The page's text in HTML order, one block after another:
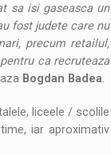
sa isi gaseasca un
fost judete care nu
precum retailul,
ca recruteaza
Bogdan Badea.
liceele / scolile
iar aproximativ